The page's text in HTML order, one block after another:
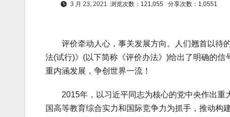
3 月 23, 2021 浏览次数：121,055 分享次数：1,0551
评价牵动人心，事关发展方向。人们翘首以待的
法(试行)》(以下简称《评价办法》)给出了明确的
重内涵发展，争创世界一流！
2015年，以习近平同志为核心的党中央作出重
国高等教育综合实力和国际竞争力为抓手，推动构